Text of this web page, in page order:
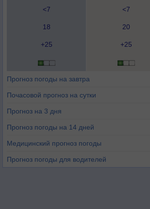
<7 <7
18 20
+25 +25
Прогноз погоды на завтра
Почасовой прогноз на сутки
Прогноз на 3 дня
Прогноз погоды на 14 дней
Медицинский прогноз погоды
Прогноз погоды для водителей